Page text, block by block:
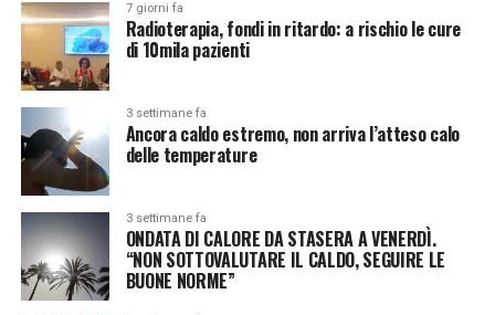
7 giorni fa
Radioterapia, fondi in ritardo: a rischio le cure
di 10mila pazienti
3 settimane fa
Ancora caldo estremo, non arriva l’atteso calo
delle temperature
3 settimane fa
ONDATA DI CALORE DA STASERA A VENERDÌ.
“NON SOTTOVALUTARE IL CALDO, SEGUIRE LE
BUONE NORME”